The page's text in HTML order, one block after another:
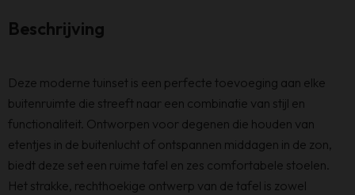
Beschrijving
Deze moderne tuinset is een perfecte toevoeging aan elke
buitenruimte die streeft naar een combinatie van stijl en
functionaliteit. Ontworpen voor degenen die houden van
etentjes in de buitenlucht of ontspannen middagen in de zon,
biedt deze set een ruime tafel en zes comfortabele stoelen.
Het strakke, rechthoekige ontwerp van de tafel is zowel